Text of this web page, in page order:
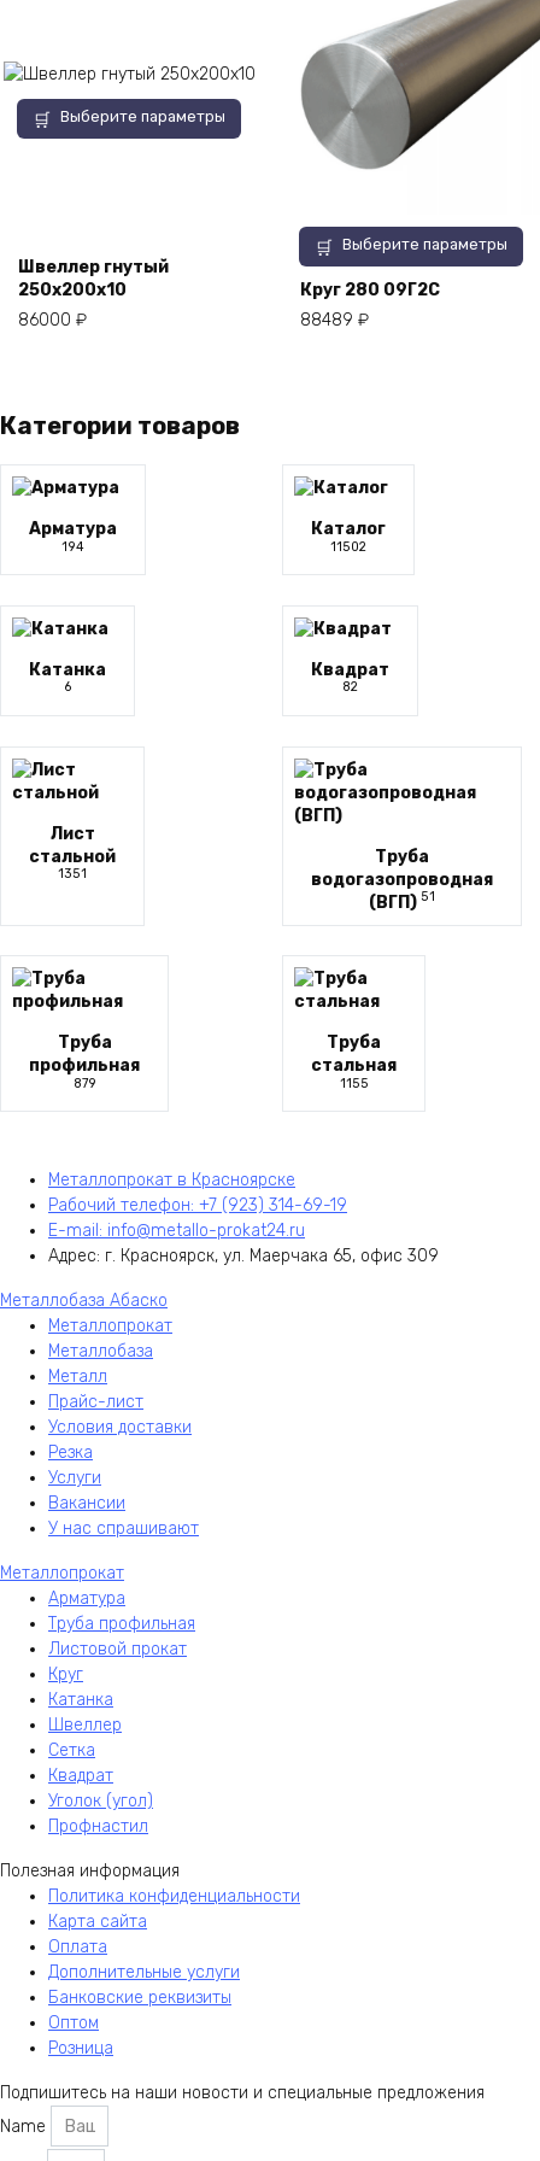
Выберите параметры
Этот
товар
можно
Швеллер гнутый
250х200х10
86000 ₽
Выберите параметры
Этот
товар
имеет
странице
Круг 280 09Г2С
88489 ₽
Категории товаров
Арматура
194
Каталог
11502
Катанка
6
Квадрат
82
Лист
стальной
1351
Труба
водогазопроводная
(ВГП) 51
Труба
профильная
879
Труба
стальная
1155
Металлопрокат в Красноярске
Рабочий телефон: +7 (923) 314-69-19
E-mail: info@metallo-prokat24.ru
Адрес: г. Красноярск, ул. Маерчака 65, офис 309
Металлобаза Абаско
Металлопрокат
Металлобаза
Металл
Прайс-лист
Условия доставки
Резка
Услуги
Вакансии
У нас спрашивают
Металлопрокат
Арматура
Труба профильная
Листовой прокат
Круг
Катанка
Швеллер
Сетка
Квадрат
Уголок (угол)
Профнастил
Полезная информация
Политика конфиденциальности
Карта сайта
Оплата
Дополнительные услуги
Банковские реквизиты
Оптом
Розница
Подпишитесь на наши новости и специальные предложения
Name